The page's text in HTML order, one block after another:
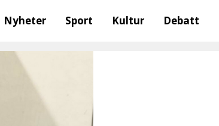
Nyheter Sport Kultur Debatt